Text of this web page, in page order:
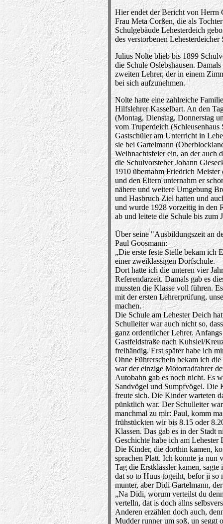
Hier endet der Bericht von Herrn
Frau Meta Corßen, die als
Schulgebäude Lehesterdeich
des verstorbenen
Julius Nolte blieb bis 1899
die Schule Oslebshausen.
zweiten Lehrer, der in einem
bei sich aufzunehmen.
Nolte hatte eine zahlreiche
Hilfslehrer Kasselbart. An den
(Montag, Dienstag, Donnerstag
vom Truperdeich
Gastschüler am Unterricht in
sie bei Gartelmann
Weihnachtsfeier ein, an der auch
die Schulvorsteher Johann
1910 übernahm Friedrich
und den Eltern unternahm er
nähere und weitere Umgebung
und Hasbruch Ziel hatten und
und wurde 1928 vorzeitig in den
ab und leitete die Schule bis zum
Über seine "Ausbildungszeit an
Paul Goosmann:
„Die erste feste Stelle bekam ich
einer zweiklassigen Dorfschule.
Dort hatte ich die unteren vier
Referendarzeit. Damals gab es
mussten die Klasse voll führen.
mit der ersten Lehrerprüfung,
machen.
Die Schule am Lehester Deich
Schulleiter war auch nicht so,
ganz ordentlicher Lehrer.
Gastfeldstraße nach Kuhsiel/
freihändig. Erst später habe ich
Ohne Führerschein bekam ich
war der einzige Motorradfahrer
Autobahn gab es noch nicht. Es
Sandvögel und Sumpfvögel. Die
freute sich. Die Kinder warteten
pünktlich war. Der Schulleiter
manchmal zu mir: Paul, komm
frühstückten wir bis 8.15 oder
Klassen. Das gab es in der Stadt
Geschichte habe ich am Lehester
Die Kinder, die dorthin kamen,
sprachen Platt. Ich konnte ja nun
Tag die Erstklässler kamen,
dat so to Huus togeiht, befor ji so
munter, aber Didi Gartelmann,
„Na Didi, worum verteilst du
vertelln, dat is doch allns
Anderen erzählen doch auch,
Mudder runner um soß, un seggt